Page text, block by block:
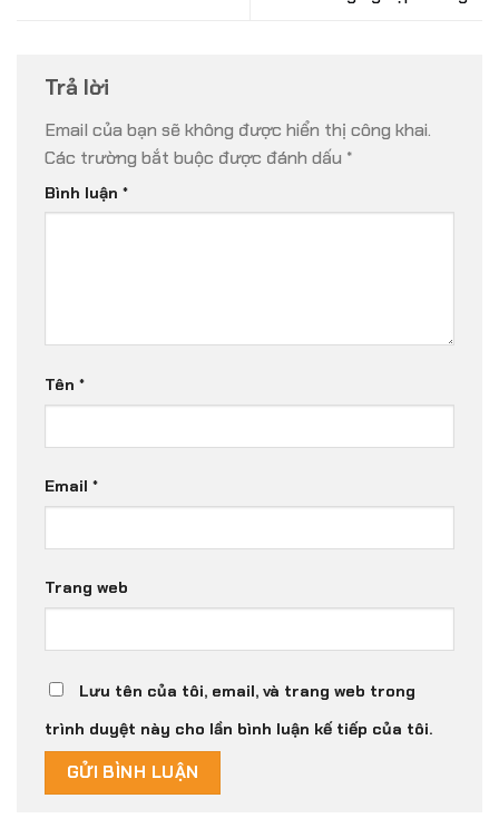
Trả lời
Email của bạn sẽ không được hiển thị công khai.
Các trường bắt buộc được đánh dấu *
Bình luận *
Tên *
Email *
Trang web
Lưu tên của tôi, email, và trang web trong
trình duyệt này cho lần bình luận kế tiếp của tôi.